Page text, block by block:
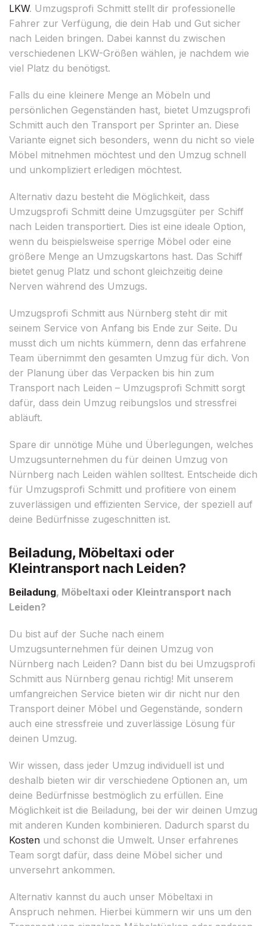
LKW. Umzugsprofi Schmitt stellt dir professionelle
Fahrer zur Verfügung, die dein Hab und Gut sicher
nach Leiden bringen. Dabei kannst du zwischen
verschiedenen LKW-Größen wählen, je nachdem wie
viel Platz du benötigst.
Falls du eine kleinere Menge an Möbeln und
persönlichen Gegenständen hast, bietet Umzugsprofi
Schmitt auch den Transport per Sprinter an. Diese
Variante eignet sich besonders, wenn du nicht so viele
Möbel mitnehmen möchtest und den Umzug schnell
und unkompliziert erledigen möchtest.
Alternativ dazu besteht die Möglichkeit, dass
Umzugsprofi Schmitt deine Umzugsgüter per Schiff
nach Leiden transportiert. Dies ist eine ideale Option,
wenn du beispielsweise sperrige Möbel oder eine
größere Menge an Umzugskartons hast. Das Schiff
bietet genug Platz und schont gleichzeitig deine
Nerven während des Umzugs.
Umzugsprofi Schmitt aus Nürnberg steht dir mit
seinem Service von Anfang bis Ende zur Seite. Du
musst dich um nichts kümmern, denn das erfahrene
Team übernimmt den gesamten Umzug für dich. Von
der Planung über das Verpacken bis hin zum
Transport nach Leiden – Umzugsprofi Schmitt sorgt
dafür, dass dein Umzug reibungslos und stressfrei
abläuft.
Spare dir unnötige Mühe und Überlegungen, welches
Umzugsunternehmen du für deinen Umzug von
Nürnberg nach Leiden wählen solltest. Entscheide dich
für Umzugsprofi Schmitt und profitiere von einem
zuverlässigen und effizienten Service, der speziell auf
deine Bedürfnisse zugeschnitten ist.
Beiladung, Möbeltaxi oder
Kleintransport nach Leiden?
Beiladung, Möbeltaxi oder Kleintransport nach
Leiden?
Du bist auf der Suche nach einem
Umzugsunternehmen für deinen Umzug von
Nürnberg nach Leiden? Dann bist du bei Umzugsprofi
Schmitt aus Nürnberg genau richtig! Mit unserem
umfangreichen Service bieten wir dir nicht nur den
Transport deiner Möbel und Gegenstände, sondern
auch eine stressfreie und zuverlässige Lösung für
deinen Umzug.
Wir wissen, dass jeder Umzug individuell ist und
deshalb bieten wir dir verschiedene Optionen an, um
deine Bedürfnisse bestmöglich zu erfüllen. Eine
Möglichkeit ist die Beiladung, bei der wir deinen Umzug
mit anderen Kunden kombinieren. Dadurch sparst du
Kosten und schonst die Umwelt. Unser erfahrenes
Team sorgt dafür, dass deine Möbel sicher und
unversehrt ankommen.
Alternativ kannst du auch unser Möbeltaxi in
Anspruch nehmen. Hierbei kümmern wir uns um den